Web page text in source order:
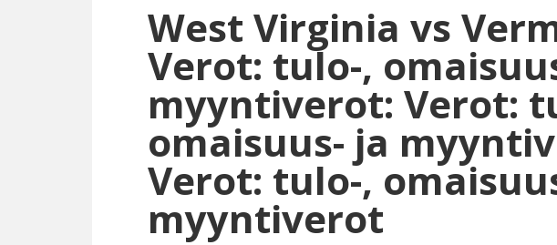
West Virginia vs
Verot: tulo-,
myyntiverot: Verot:
omaisuus- ja
Verot: tulo-,
myyntiverot